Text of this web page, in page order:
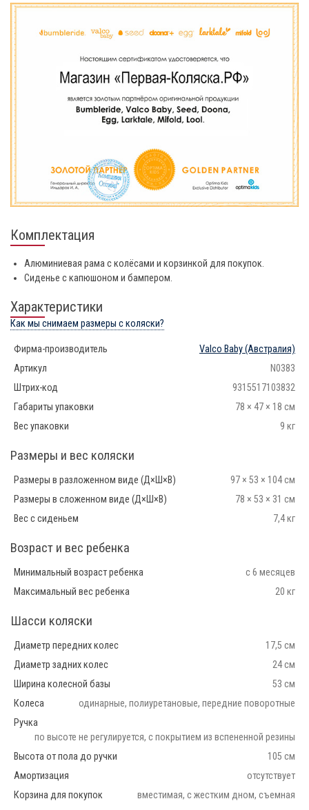
Комплектация
Алюминиевая рама с колёсами и корзинкой для покупок.
Сиденье с капюшоном и бампером.
Характеристики
Как мы снимаем размеры с коляски?
Фирма-производитель Valco Baby(Австралия)
Артикул
N0383
Штрих-код
9315517103832
Габариты упаковки
78 × 47 × 18 см
Вес упаковки
9 кг
Размеры и вес коляски
Размеры в разложенном виде (Д×Ш×В)
97 × 53 × 104 см
Размеры в сложенном виде (Д×Ш×В)
78 × 53 × 31 см
Вес с сиденьем
7,4 кг
Возраст и вес ребенка
Минимальный возраст ребенка
с 6 месяцев
Максимальный вес ребенка
20 кг
Шасси коляски
Диаметр передних колес
17,5 см
Диаметр задних колес
24 см
Ширина колесной базы
53 см
Колеса
одинарные, полиуретановые, передние поворотные
Ручка
по высоте не регулируется, с покрытием из вспененной резины
Высота от пола до ручки
105 см
Амортизация
отсутствует
Корзина для покупок
вместимая, с жестким дном, съемная